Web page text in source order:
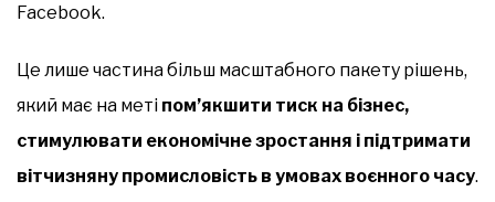
Facebook.
Це лише частина більш масштабного пакету рішень,
який має на меті пом’якшити тиск на бізнес,
стимулювати економічне зростання і підтримати
вітчизняну промисловість в умовах воєнного часу.